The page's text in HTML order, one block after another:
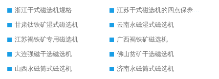
浙江干式磁选机规格
江苏干式磁选机的四点保养秘籍
甘肃钛铁矿湿式磁选机
云南永磁湿式磁选机
江苏褐铁矿专用磁选机
广西褐铁矿磁选机
大连强磁干选磁选机
佛山贫矿干选磁选机
山西永磁筒式磁选机
济南永磁筒式磁选机